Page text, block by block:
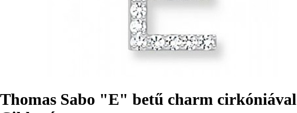
Thomas Sabo "E" betű charm cirkóniával